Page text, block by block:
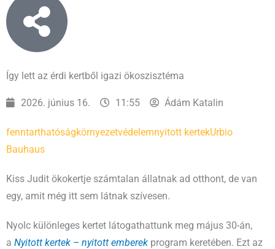
Így lett az érdi kertből igazi ökoszisztéma
2026. június 16. 11:55 Ádám Katalin
fenntarthatóságkörnyezetvédelemnyitott kertekUrbio
Bauhaus
Kiss Judit ökokertje számtalan állatnak ad otthont, de van
egy, amit még itt sem látnak szívesen.
Nyolc különleges kertet látogathattunk meg május 30-án,
a Nyitott kertek – nyitott emberek program keretében. Ezt az